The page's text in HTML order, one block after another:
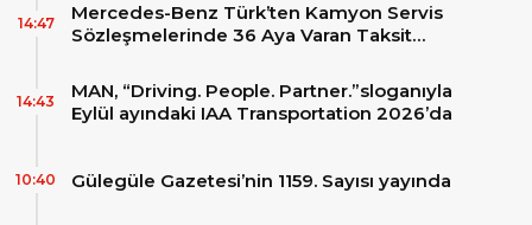
Mercedes-Benz Türk’ten Kamyon Servis
Sözleşmelerinde 36 Aya Varan Taksit
14:47
MAN, “Driving. People. Partner.”sloganıyla
Eylül ayındaki IAA Transportation 2026’da
14:43
Gülegüle Gazetesi’nin 1159. Sayısı yayında
10:40